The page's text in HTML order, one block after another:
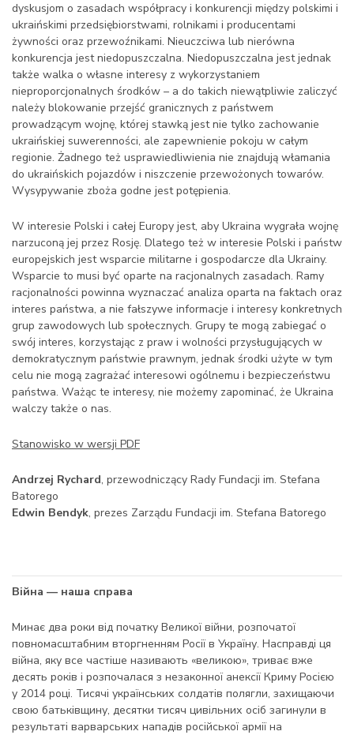
dyskusjom o zasadach współpracy i konkurencji między polskimi i
ukraińskimi przedsiębiorstwami, rolnikami i producentami
żywności oraz przewoźnikami. Nieuczciwa lub nierówna
konkurencja jest niedopuszczalna. Niedopuszczalna jest jednak
także walka o własne interesy z wykorzystaniem
nieproporcjonalnych środków – a do takich niewątpliwie zaliczyć
należy blokowanie przejść granicznych z państwem
prowadzącym wojnę, której stawką jest nie tylko zachowanie
ukraińskiej suwerenności, ale zapewnienie pokoju w całym
regionie. Żadnego też usprawiedliwienia nie znajdują włamania
do ukraińskich pojazdów i niszczenie przewożonych towarów.
Wysypywanie zboża godne jest potępienia.
W interesie Polski i całej Europy jest, aby Ukraina wygrała wojnę
narzuconą jej przez Rosję. Dlatego też w interesie Polski i państw
europejskich jest wsparcie militarne i gospodarcze dla Ukrainy.
Wsparcie to musi być oparte na racjonalnych zasadach. Ramy
racjonalności powinna wyznaczać analiza oparta na faktach oraz
interes państwa, a nie fałszywe informacje i interesy konkretnych
grup zawodowych lub społecznych. Grupy te mogą zabiegać o
swój interes, korzystając z praw i wolności przysługujących w
demokratycznym państwie prawnym, jednak środki użyte w tym
celu nie mogą zagrażać interesowi ogólnemu i bezpieczeństwu
państwa. Ważąc te interesy, nie możemy zapominać, że Ukraina
walczy także o nas.
Stanowisko w wersji PDF
Andrzej Rychard, przewodniczący Rady Fundacji im. Stefana
Batorego
Edwin Bendyk, prezes Zarządu Fundacji im. Stefana Batorego
Війна — наша справа
Минає два роки від початку Великої війни, розпочатої
повномасштабним вторгненням Росії в Україну. Насправді ця
війна, яку все частіше називають «великою», триває вже
десять років і розпочалася з незаконної анексії Криму Росією
у 2014 році. Тисячі українських солдатів полягли, захищаючи
свою батьківщину, десятки тисяч цивільних осіб загинули в
результаті варварських нападів російської армії на